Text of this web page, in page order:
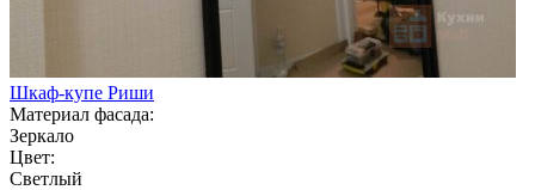
Шкаф-купе Риши
Материал фасада:
Зеркало
Цвет:
Светлый